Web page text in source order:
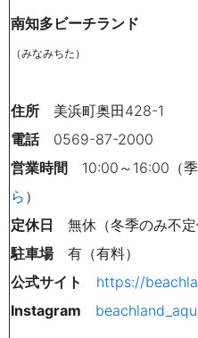
南知多ビーチランド
（みなみちた）
住所 美浜町奥田428-1
電話0569-87-2000
営業時間 10:00～16:00（
ら ）
定休日 無休（冬季のみ不
駐車場有（有料）
公式サイト
https://
Instagram